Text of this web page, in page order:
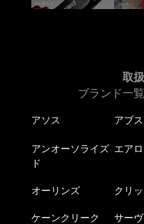
取
ブランド一
アソス アブ
アンオーソライズ
ド
エアロ
オーリンズ クリ
ケーンクリーク サー